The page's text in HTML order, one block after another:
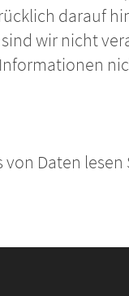
darauf
wir nicht
Daten